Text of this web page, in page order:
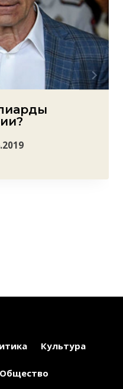
Культура
Общество